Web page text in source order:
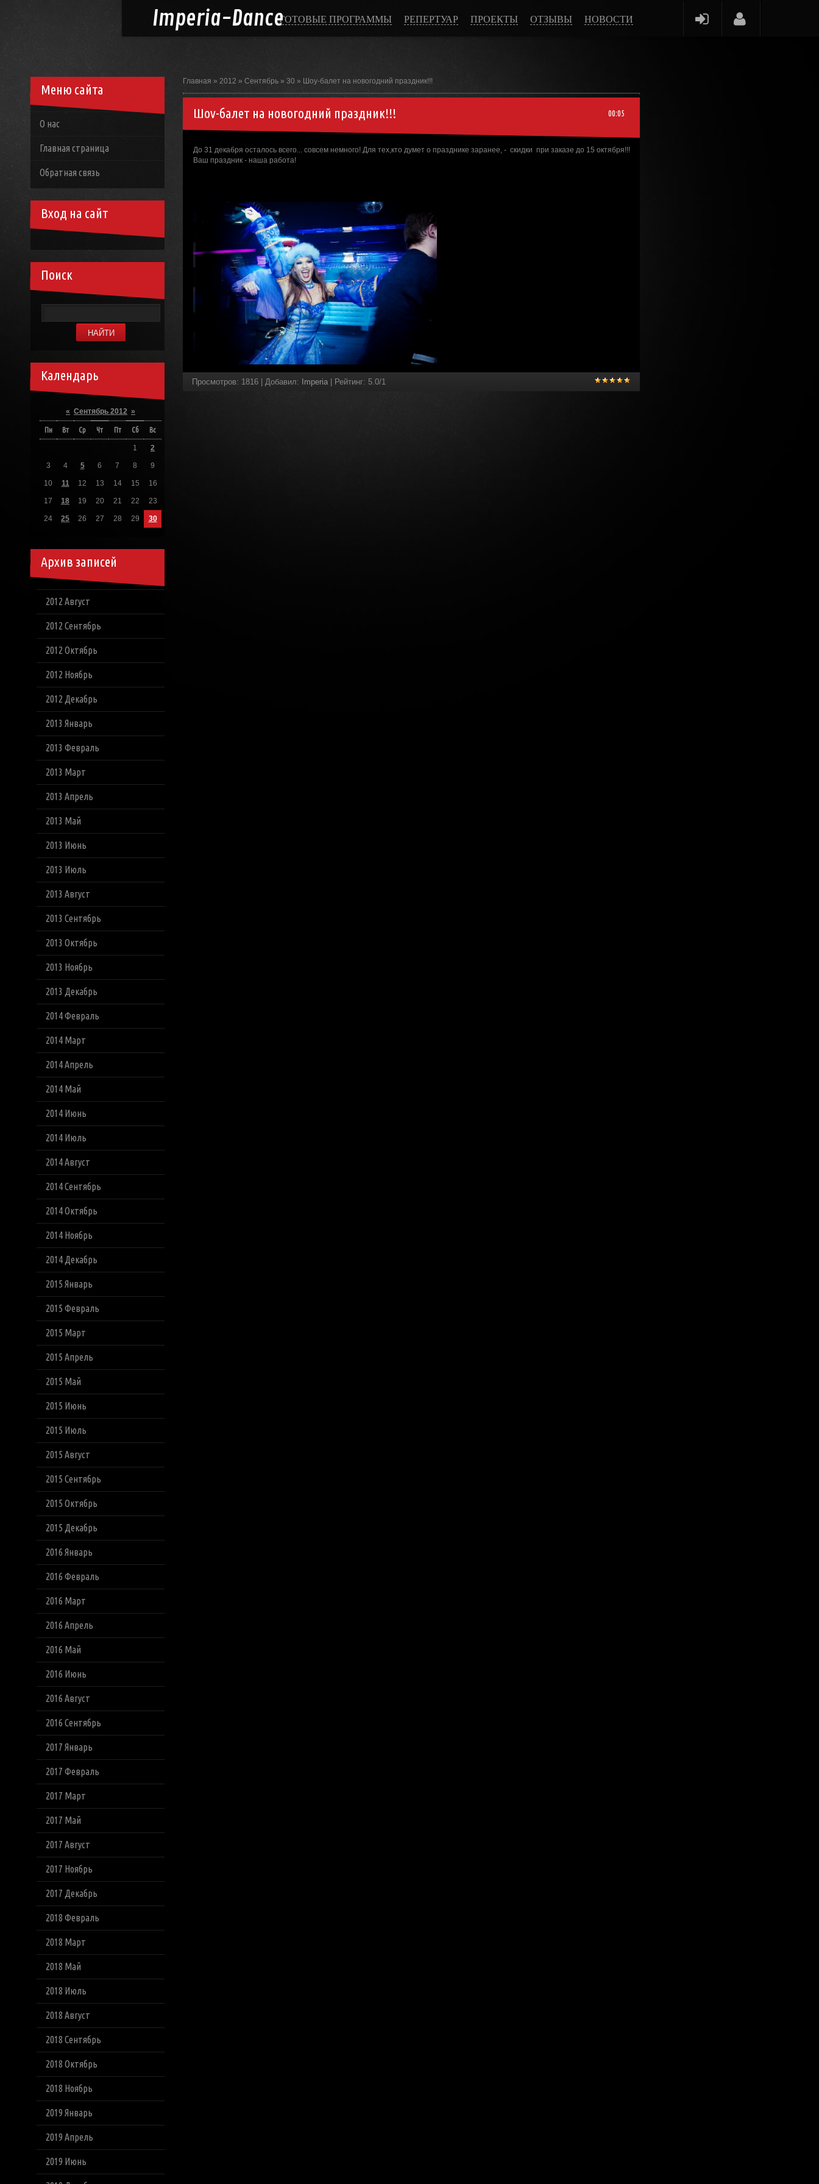
Imperia-DanceГОТОВЫЕ ПРОГРАММЫ РЕПЕРТУАР ПРОЕКТЫ ОТЗЫВЫ НОВОСТИ
Главная » 2012 » Сентябрь » 30 » Шоу-балет на новогодний праздник!!!
00:05
Шоу-балет на новогодний праздник!!!
До 31 декабря осталось всего... совсем немного! Для тех,кто думет о празднике заранее, - скидки при заказе до 15 октября!!!
Ваш праздник - наша работа!
Просмотров: 1816 Добавил: Imperia Рейтинг: 5.0/1
Меню сайта
О нас
Главная страница
Обратная связь
Вход на сайт
Поиск
Календарь
« Сентябрь 2012 »
Пн Вт Ср Чт Пт Сб Вс
1 2
3 4 5 6 7 8 9
10 11 12 13 14 15 16
17 18 19 20 21 22 23
24 25 26 27 28 29 30
Архив записей
2012 Август
2012 Сентябрь
2012 Октябрь
2012 Ноябрь
2012 Декабрь
2013 Январь
2013 Февраль
2013 Март
2013 Апрель
2013 Май
2013 Июнь
2013 Июль
2013 Август
2013 Сентябрь
2013 Октябрь
2013 Ноябрь
2013 Декабрь
2014 Февраль
2014 Март
2014 Апрель
2014 Май
2014 Июнь
2014 Июль
2014 Август
2014 Сентябрь
2014 Октябрь
2014 Ноябрь
2014 Декабрь
2015 Январь
2015 Февраль
2015 Март
2015 Апрель
2015 Май
2015 Июнь
2015 Июль
2015 Август
2015 Сентябрь
2015 Октябрь
2015 Декабрь
2016 Январь
2016 Февраль
2016 Март
2016 Апрель
2016 Май
2016 Июнь
2016 Август
2016 Сентябрь
2017 Январь
2017 Февраль
2017 Март
2017 Май
2017 Август
2017 Ноябрь
2017 Декабрь
2018 Февраль
2018 Март
2018 Май
2018 Июль
2018 Август
2018 Сентябрь
2018 Октябрь
2018 Ноябрь
2019 Январь
2019 Апрель
2019 Июнь